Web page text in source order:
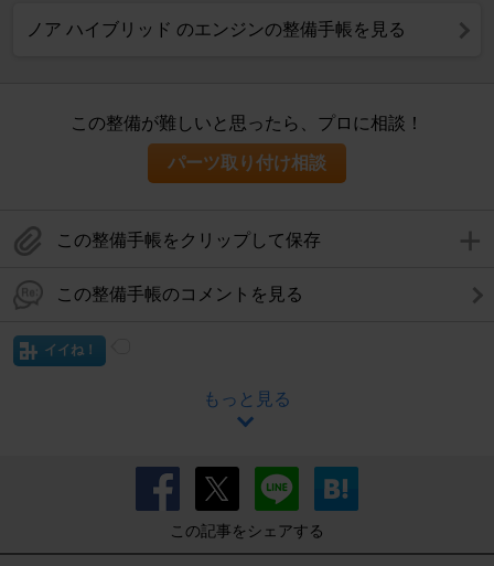
ノア ハイブリッド のエンジンの整備手帳を見る
この整備が難しいと思ったら、プロに相談！
パーツ取り付け相談
この整備手帳をクリップして保存
この整備手帳のコメントを見る
イイね！
もっと見る
この記事をシェアする